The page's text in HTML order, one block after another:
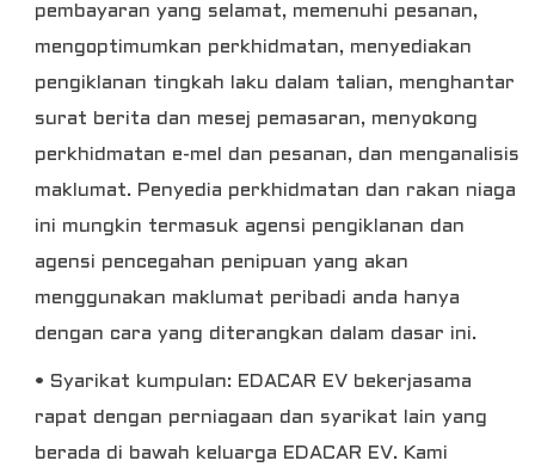
pembayaran yang selamat, memenuhi pesanan,
mengoptimumkan perkhidmatan, menyediakan
pengiklanan tingkah laku dalam talian, menghantar
surat berita dan mesej pemasaran, menyokong
perkhidmatan e-mel dan pesanan, dan menganalisis
maklumat. Penyedia perkhidmatan dan rakan niaga
ini mungkin termasuk agensi pengiklanan dan
agensi pencegahan penipuan yang akan
menggunakan maklumat peribadi anda hanya
dengan cara yang diterangkan dalam dasar ini.
• Syarikat kumpulan: EDACAR EV bekerjasama
rapat dengan perniagaan dan syarikat lain yang
berada di bawah keluarga EDACAR EV. Kami